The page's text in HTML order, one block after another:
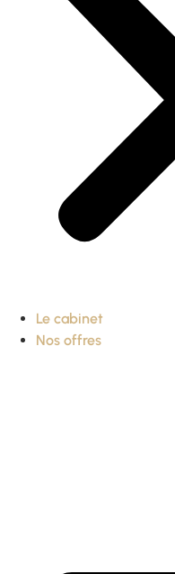
Le cabinet
Nos offres